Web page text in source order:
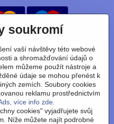
Tiktok
zboží/reklamace/výměna
recenze/o nás /FAQ/kontakt
soukromí
vaší návštěvy této webové
a shromažďování údajů o
můžeme použít nástroje a
údaje se mohou přenést k
zemích. Soubory cookies
reklamu prostřednictvím
více info zde.
cookies" vyjadřujete svůj
Níže můžete najít podrobné